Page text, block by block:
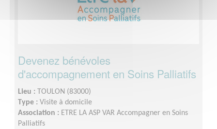
Devenez bénévoles
d'accompagnement en Soins Palliatifs
Lieu :
TOULON (83000)
Type : Visite à domicile
Association : ETRE LA ASP VAR Accompagner en Soins
Palliatifs